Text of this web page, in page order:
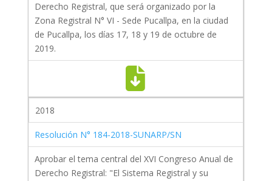
Derecho Registral, que será organizado por la
Zona Registral N° VI - Sede Pucallpa, en la ciudad
de Pucallpa, los días 17, 18 y 19 de octubre de
2019.
2018
Resolución N° 184-2018-SUNARP/SN
Aprobar el tema central del XVI Congreso Anual de
Derecho Registral: "El Sistema Registral y su